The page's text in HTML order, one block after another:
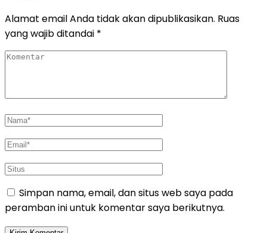
Alamat email Anda tidak akan dipublikasikan. Ruas
yang wajib ditandai *
Simpan nama, email, dan situs web saya pada
peramban ini untuk komentar saya berikutnya.